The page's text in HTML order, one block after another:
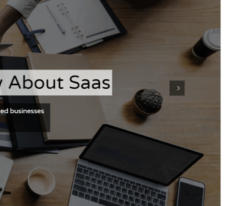
Mga aktibong pag-install
Mas mababa sa 10
Bersyon ng WordPress
Bersyon ng PHP